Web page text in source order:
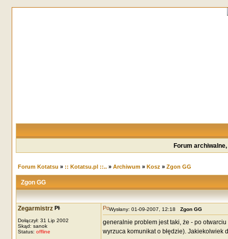
Forum
Forum Kotatsu » :: Kotatsu.pl ::..» Archiwum» Kosz » Zgon GG
Zgon GG
Zegarmistrz
Dołączył: 31 Lip 2002
Skąd: sanok
Status: offline
Wysłany: 01-09-2007, 12:18 Zgon GG
generalnie problem jest taki, że - po
wyrzuca komunikat o błędzie). Jakiekolwiek